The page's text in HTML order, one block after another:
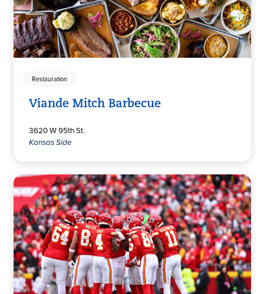
Restauration
Viande Mitch Barbecue
3620 W 95th St.
Kansas Side